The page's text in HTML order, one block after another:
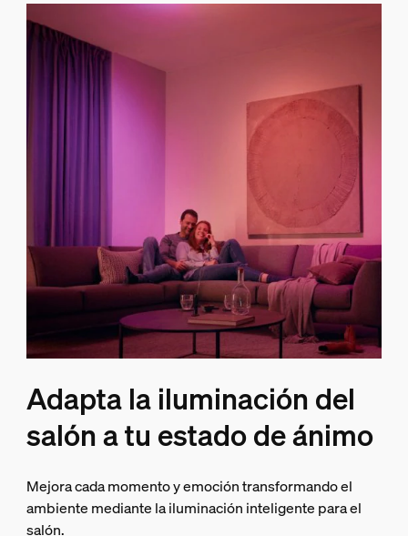
Adapta la iluminación del
salón a tu estado de ánimo
Mejora cada momento y emoción transformando el
ambiente mediante la iluminación inteligente para el
salón.